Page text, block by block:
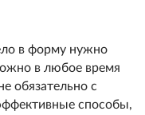
в форму нужно
в любое время
обязательно с
способы,